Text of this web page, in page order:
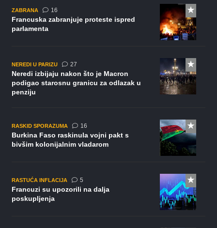
ZABRANA 16komentara
Francuska zabranjuje proteste ispred
parlamenta
NEREDI U PARIZU 27komentara
Neredi izbijaju nakon što je Macron
podigao starosnu granicu za odlazak u
penziju
RASKID SPORAZUMA 16komentara
Burkina Faso raskinula vojni pakt s
bivšim kolonijalnim vladarom
RASTUĆA INFLACIJA 5komentara
Francuzi su upozorili na dalja
poskupljenja